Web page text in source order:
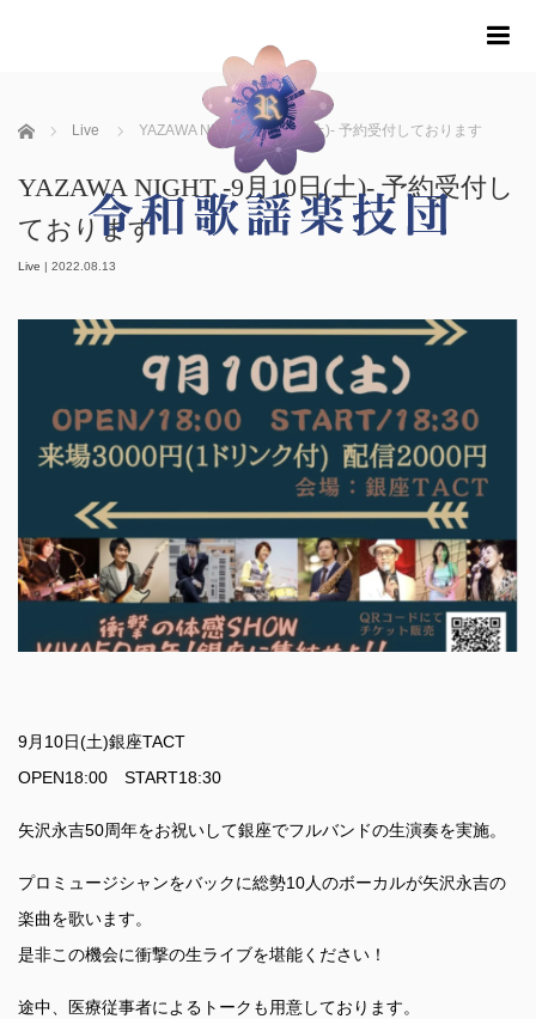
ホーム Live YAZAWA NIGHT -9月10日(土)- 予約受付しております
YAZAWA NIGHT -9月10日(土)- 予約受付し
ております
Live | 2022.08.13
9月10日(土)銀座TACT
OPEN18:00 START18:30
矢沢永吉50周年をお祝いして銀座でフルバンドの生演奏を実施。
プロミュージシャンをバックに総勢10人のボーカルが矢沢永吉の
楽曲を歌います。
是非この機会に衝撃の生ライブを堪能ください！
途中、医療従事者によるトークも用意しております。